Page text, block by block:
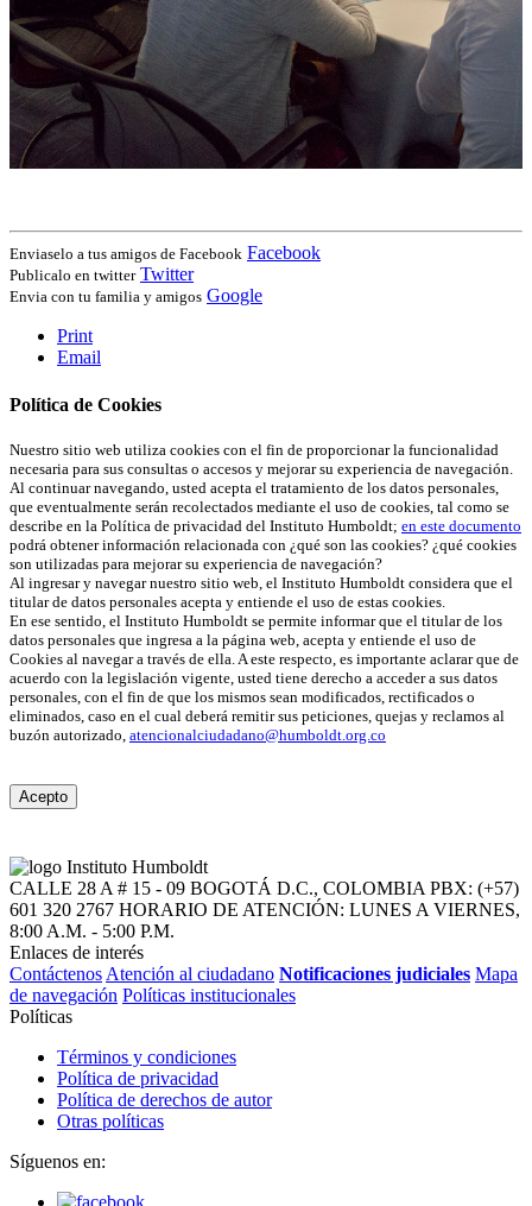
Enviaselo a tus amigos de Facebook Facebook
Publicalo en twitter Twitter
Envia con tu familia y amigos Google
Print
Email
Política de Cookies
Nuestro sitio web utiliza cookies con el fin de proporcionar la funcionalidad
necesaria para sus consultas o accesos y mejorar su experiencia de navegación.
Al continuar navegando, usted acepta el tratamiento de los datos personales,
que eventualmente serán recolectados mediante el uso de cookies, tal como se
describe en la Política de privacidad del Instituto Humboldt; en este documento
podrá obtener información relacionada con ¿qué son las cookies? ¿qué cookies
son utilizadas para mejorar su experiencia de navegación?
Al ingresar y navegar nuestro sitio web, el Instituto Humboldt considera que el
titular de datos personales acepta y entiende el uso de estas cookies.
En ese sentido, el Instituto Humboldt se permite informar que el titular de los
datos personales que ingresa a la página web, acepta y entiende el uso de
Cookies al navegar a través de ella. A este respecto, es importante aclarar que de
acuerdo con la legislación vigente, usted tiene derecho a acceder a sus datos
personales, con el fin de que los mismos sean modificados, rectificados o
eliminados, caso en el cual deberá remitir sus peticiones, quejas y reclamos al
buzón autorizado, atencionalciudadano@humboldt.org.co
Acepto
CALLE 28 A # 15 - 09 BOGOTÁ D.C., COLOMBIA PBX: (+57)
601 320 2767 HORARIO DE ATENCIÓN: LUNES A VIERNES,
8:00 A.M. - 5:00 P.M.
Enlaces de interés
Contáctenos Atención al ciudadano Notificaciones judiciales Mapa
de navegación Políticas institucionales
Políticas
Términos y condiciones
Política de privacidad
Política de derechos de autor
Otras políticas
Síguenos en: